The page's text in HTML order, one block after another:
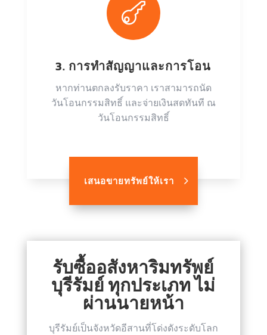

3. การทำสัญญาและการโอน
หากท่านตกลงรับราคา เราสามารถนัด
วันโอนกรรมสิทธิ์ และจ่ายเงินสดทันที ณ
วันโอนกรรมสิทธิ์
เสนอขายทรัพย์ให้เรา
รับซื้ออสังหาริมทรัพย์
บุรีรัมย์ ทุกประเภท ไม่
ผ่านนายหน้า
บุรีรัมย์เป็นจังหวัดอีสานที่โด่งดังระดับโลก